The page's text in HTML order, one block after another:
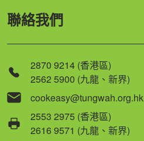
聯絡我們
2870 9214 (香港區)
2562 5900 (九龍、新界)
cookeasy@tungwah.org.hk
2553 2975 (香港區)
2616 9571 (九龍、新界)